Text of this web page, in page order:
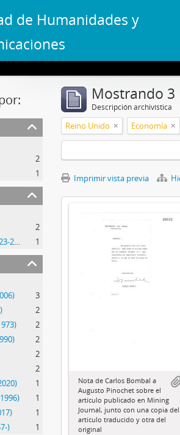
de Humanidades y
2
1
2
Sergio Covarrubias Sanhueza (1923-2017)
1
3
2
2
2
2
2
1
1
1
)
1
Mostrando 3
Descripción archivística
Reino Unido Economía
Imprimir vista previa
Nota de Carlos Bombal a
Augusto Pinochet sobre el
artículo publicado en Mining
Journal, junto con una copia del
artículo traducido y otra del
original